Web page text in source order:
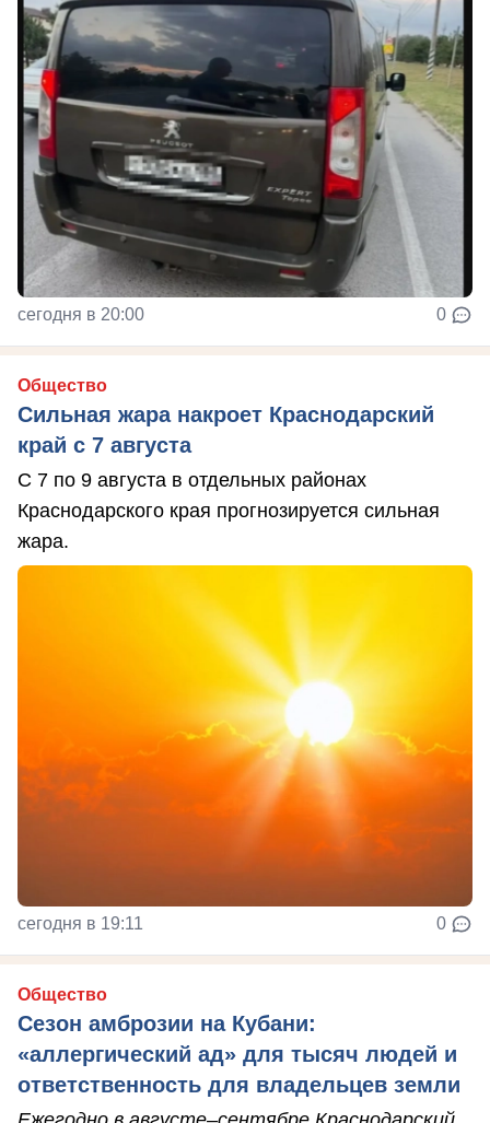
сегодня в 20:00 0
Общество
Сильная жара накроет Краснодарский
край с 7 августа
С 7 по 9 августа в отдельных районах
Краснодарского края прогнозируется сильная
жара.
сегодня в 19:11 0
Общество
Сезон амброзии на Кубани:
«аллергический ад» для тысяч людей и
ответственность для владельцев земли